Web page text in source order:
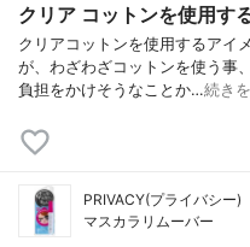
クリア コットンを使用す
クリアコットンを使用するアイ
が、わざわざコットンを使う事
負担をかけそうなことか…続き
PRIVACY(プライバシー)
マスカラリムーバー